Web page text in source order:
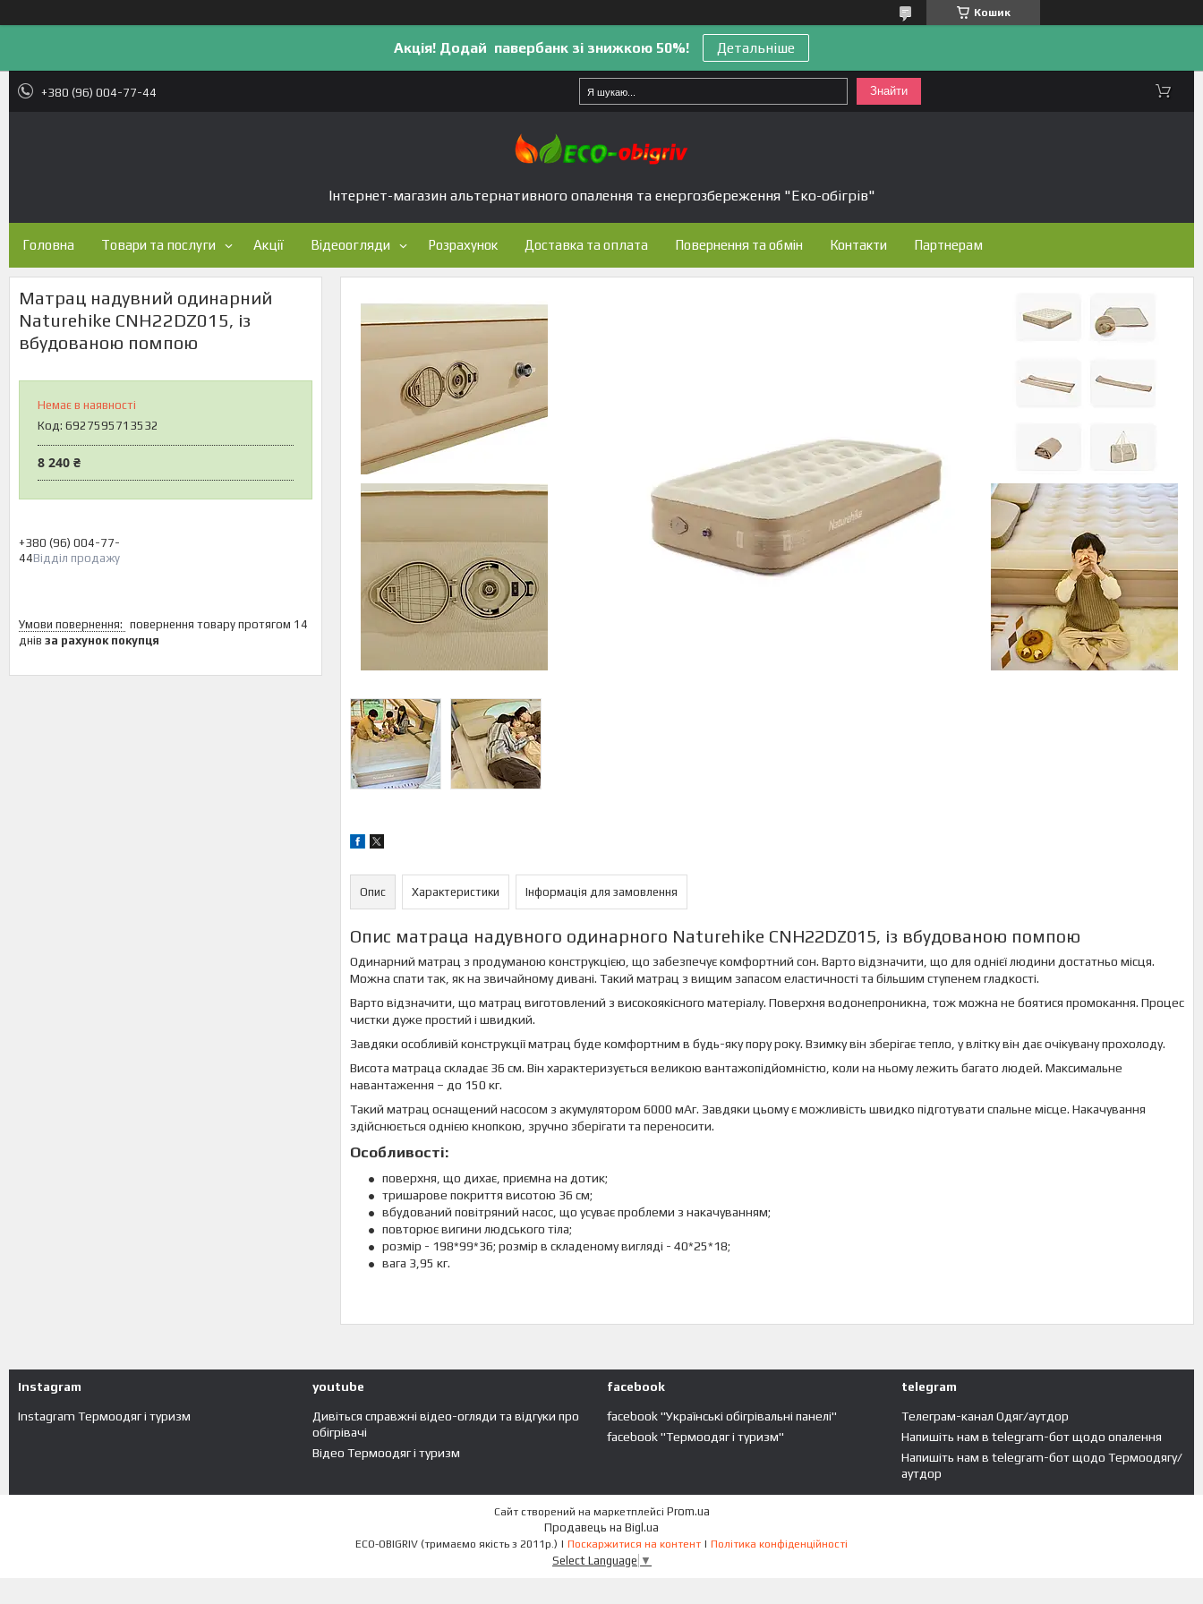
Кошик
Акція! Додай павербанк зі знижкою 50%! Детальніше
+380 (96) 004-77-44 Знайти
Інтернет-магазин альтернативного опалення та енергозбереження "Еко-обігрів"
Головна Товари та послуги Акції Відеоогляди Розрахунок Доставка та оплата Повернення та обмін Контакти Партнерам
Матрац надувний одинарний
Naturehike CNH22DZ015, із
вбудованою помпою
Немає в наявності
Код: 6927595713532
8 240 ₴
+380 (96) 004-77-
44Відділ продажу
повернення товару протягом 14
днів за рахунок покупця
Опис Характеристики Інформація для замовлення
Опис матраца надувного одинарного Naturehike CNH22DZ015, із вбудованою помпою
Одинарний матрац з продуманою конструкцією, що забезпечує комфортний сон. Варто відзначити, що для однієї людини достатньо місця.
Можна спати так, як на звичайному дивані. Такий матрац з вищим запасом еластичності та більшим ступенем гладкості.
Варто відзначити, що матрац виготовлений з високоякісного матеріалу. Поверхня водонепроникна, тож можна не боятися промокання. Процес
чистки дуже простий і швидкий.
Завдяки особливій конструкції матрац буде комфортним в будь-яку пору року. Взимку він зберігає тепло, у влітку він дає очікувану прохолоду.
Висота матраца складає 36 см. Він характеризується великою вантажопідйомністю, коли на ньому лежить багато людей. Максимальне
навантаження – до 150 кг.
Такий матрац оснащений насосом з акумулятором 6000 мАг. Завдяки цьому є можливість швидко підготувати спальне місце. Накачування
здійснюється однією кнопкою, зручно зберігати та переносити.
Особливості:
поверхня, що дихає, приємна на дотик;
тришарове покриття висотою 36 см;
вбудований повітряний насос, що усуває проблеми з накачуванням;
повторює вигини людського тіла;
розмір - 198*99*36; розмір в складеному вигляді - 40*25*18;
вага 3,95 кг.
Instagram
Instagram Термоодяг і туризм
youtube
Дивіться справжні відео-огляди та відгуки про
обігрівачі
Відео Термоодяг і туризм
facebook
facebook "Українські обігрівальні панелі"
facebook "Термоодяг і туризм"
telegram
Телеграм-канал Одяг/аутдор
Напишіть нам в telegram-бот щодо опалення
Напишіть нам в telegram-бот щодо Термоодягу/
аутдор
Сайт створений на маркетплейсі Prom.ua
Продавець на Bigl.ua
ECO-OBIGRIV (тримаємо якість з 2011р.) | Поскаржитися на контент | Політика конфіденційності
Select Language ▼